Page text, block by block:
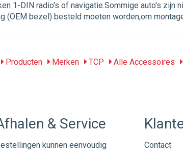
1-DIN radio's of navigatie.Sommige auto's
(OEM bezel) besteld moeten worden,om
Producten Merken TCP Alle Accessoires
& Service
kunnen eenvoudig
Contact